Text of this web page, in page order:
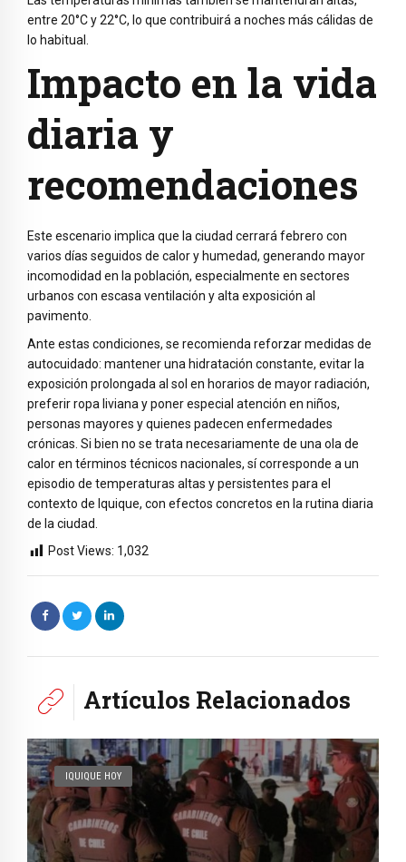
entre 20°C y 22°C, lo que contribuirá a noches más cálidas de
lo habitual.
Impacto en la vida
diaria y
recomendaciones
Este escenario implica que la ciudad cerrará febrero con
varios días seguidos de calor y humedad, generando mayor
incomodidad en la población, especialmente en sectores
urbanos con escasa ventilación y alta exposición al
pavimento.
Ante estas condiciones, se recomienda reforzar medidas de
autocuidado: mantener una hidratación constante, evitar la
exposición prolongada al sol en horarios de mayor radiación,
preferir ropa liviana y poner especial atención en niños,
personas mayores y quienes padecen enfermedades
crónicas. Si bien no se trata necesariamente de una ola de
calor en términos técnicos nacionales, sí corresponde a un
episodio de temperaturas altas y persistentes para el
contexto de Iquique, con efectos concretos en la rutina diaria
de la ciudad.
Post Views: 1,032
Artículos Relacionados
IQUIQUE HOY